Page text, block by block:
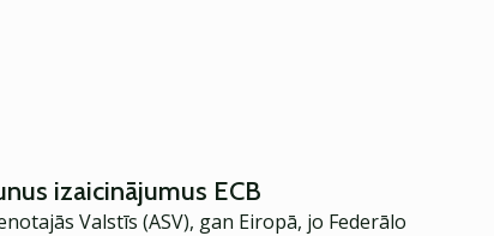
izaicinājumus ECB
Valstīs (ASV), gan Eiropā, jo Federālo